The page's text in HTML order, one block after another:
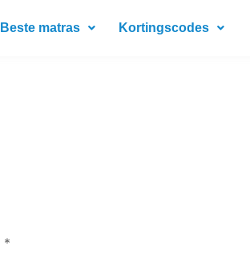
Beste matras Kortingscodes
*